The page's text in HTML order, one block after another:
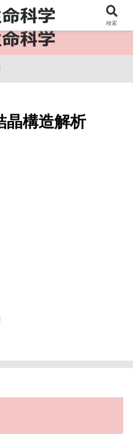
の情報インフラ。
晶構造解析
検索